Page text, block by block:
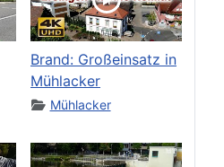
Brand: Großeinsatz in
Mühlacker
Mühlacker